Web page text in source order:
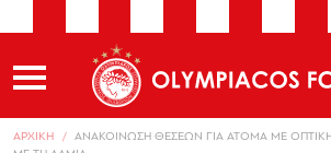
ΑΡΧΙΚΗ
ΑΝΑΚΟΙΝΩΣΗ ΘΕΣΕΩΝ ΓΙΑ ΑΤΟΜΑ ΜΕ